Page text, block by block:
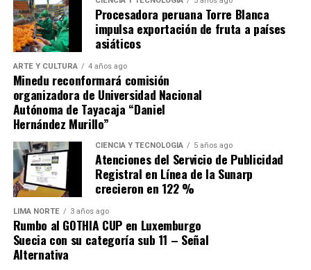
ante Los Chankas, sino buscar que Alianza Lima no se les
escape.
Source link
Comparte esto:
Procesadora peruana Torre Blanca
impulsa exportación de fruta a países
asiáticos
ARTE Y CULTURA 4 años ago
Minedu reconformará comisión
organizadora de Universidad Nacional
Autónoma de Tayacaja “Daniel
Hernández Murillo”
CIENCIA Y TECNOLOGÍA 5 años ago
Atenciones del Servicio de Publicidad
Registral en Línea de la Sunarp
crecieron en 122 %
LIMA NORTE 3 años ago
Rumbo al GOTHIA CUP en Luxemburgo
Suecia con su categoría sub 11 – Señal
Alternativa